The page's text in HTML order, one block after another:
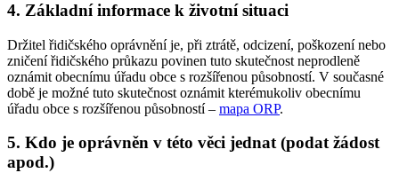
4. Základní informace k životní situaci
Držitel řidičského oprávnění je, při ztrátě, odcizení, poškození nebo
zničení řidičského průkazu povinen tuto skutečnost neprodleně
oznámit obecnímu úřadu obce s rozšířenou působností. V současné
době je možné tuto skutečnost oznámit kterémukoliv obecnímu
úřadu obce s rozšířenou působností – mapa ORP.
5. Kdo je oprávněn v této věci jednat (podat žádost
apod.)